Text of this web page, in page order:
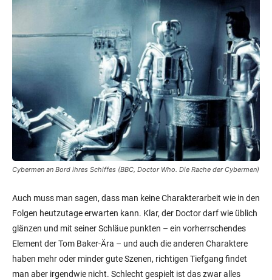
Cybermen an Bord ihres Schiffes (BBC, Doctor Who. Die Rache der Cybermen)
Auch muss man sagen, dass man keine Charakterarbeit wie in den
Folgen heutzutage erwarten kann. Klar, der Doctor darf wie üblich
glänzen und mit seiner Schläue punkten – ein vorherrschendes
Element der Tom Baker-Ära – und auch die anderen Charaktere
haben mehr oder minder gute Szenen, richtigen Tiefgang findet
man aber irgendwie nicht. Schlecht gespielt ist das zwar alles